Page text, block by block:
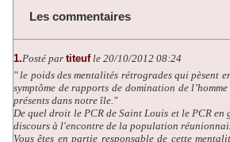
Les commentaires
1.Posté par titeuf le 20/10/2012 08:24
" le poids des mentalités rétrogrades qui pèsent
symptôme de rapports de domination de
présents dans notre île."
De quel droit le PCR de Saint Louis et le PCR
discours à l'encontre de la population
Vous êtes en partie responsable de cette